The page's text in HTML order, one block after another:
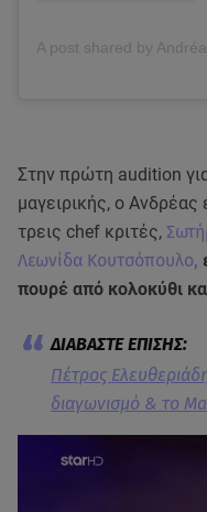
Στην πρώτη audition
μαγειρικής, ο Ανδρέας
τρεις chef κριτές,
Λεωνίδα Κουτσόπουλο,
πουρέ από κολοκύθι
Πέτρος
διαγωνισμό & το